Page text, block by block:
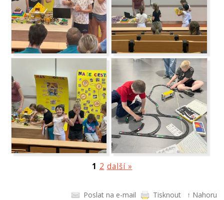
1 2 další »
Poslat na e-mail Tisknout ↑ Nahoru